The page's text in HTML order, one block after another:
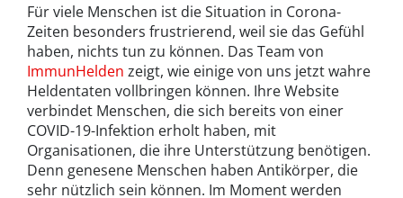
Für viele Menschen ist die Situation in Corona-
Zeiten besonders frustrierend, weil sie das Gefühl
haben, nichts tun zu können. Das Team von
ImmunHelden zeigt, wie einige von uns jetzt wahre
Heldentaten vollbringen können. Ihre Website
verbindet Menschen, die sich bereits von einer
COVID-19-Infektion erholt haben, mit
Organisationen, die ihre Unterstützung benötigen.
Denn genesene Menschen haben Antikörper, die
sehr nützlich sein können. Im Moment werden